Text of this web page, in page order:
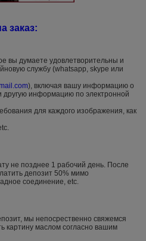
заказ:
вы думаете удовлетворительны и
службу (whatsapp, skype или
), включая вашу информацию о
другую информацию по электронной
для каждого изображения, как
не позднее 1 рабочий день. После
депозит 50% мимо
соединение, etc.
мы непосрественно свяжемся
картину маслом согласно вашим